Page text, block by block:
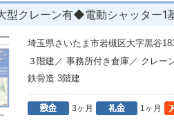
クレーン有◆電動シャッター1
埼玉県さいたま市岩槻区大字黒谷
３階建／ 事務所付き倉庫／ クレ
鉄骨造 3階建
3ヶ月 1ヶ月